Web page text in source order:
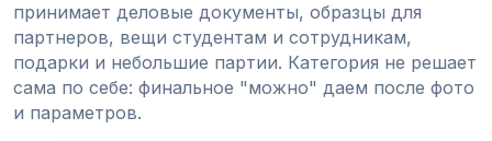
принимает деловые документы, образцы для
партнеров, вещи студентам и сотрудникам,
подарки и небольшие партии. Категория не решает
сама по себе: финальное "можно" даем после фото
и параметров.